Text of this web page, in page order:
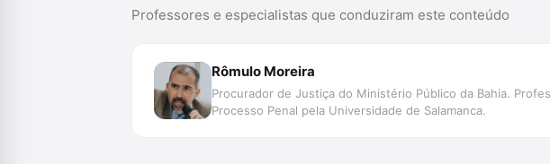
Professores e especialistas que conduziram este conteúdo
Rômulo Moreira
Procurador de Justiça do Ministério Público da Bahia.
Processo Penal pela Universidade de Salamanca.